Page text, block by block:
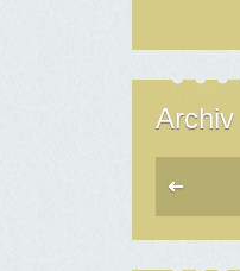
Archiv